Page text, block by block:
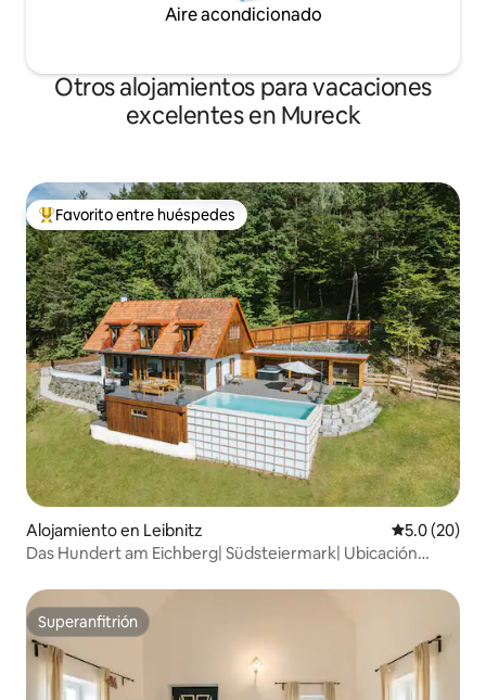
Aire acondicionado
Otros alojamientos para vacaciones
excelentes en Mureck
Favorito entre huéspedes preferido
Favorito entre huéspedes
Alojamiento en Leibnitz Calificación
5.0 (20)
Das Hundert am Eichberg| Südsteiermark| Ubicación
Superanfitrión
Superanfitrión